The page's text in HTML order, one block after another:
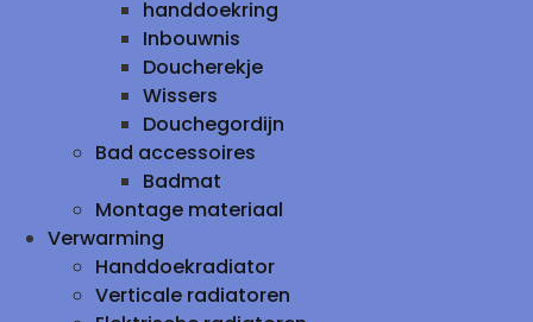
handdoekring
Inbouwnis
Doucherekje
Wissers
Douchegordijn
Bad accessoires
Badmat
Montage materiaal
Verwarming
Handdoekradiator
Verticale radiatoren